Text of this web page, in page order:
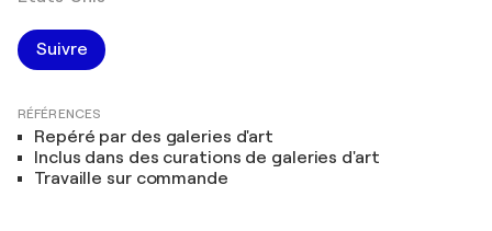
Suivre
RÉFÉRENCES
Repéré par des galeries d'art
Inclus dans des curations de galeries d'art
Travaille sur commande